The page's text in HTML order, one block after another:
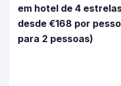
em hotel de 4
desde €168 por
para 2 pessoas)